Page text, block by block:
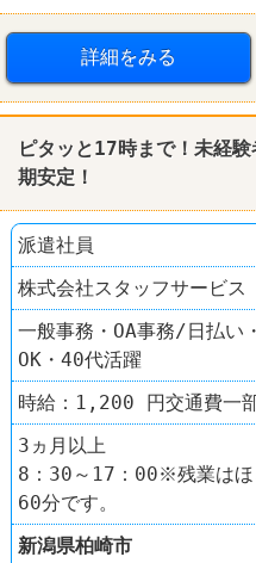
詳細をみる
ピタッと17時まで！未経
期安定！
派遣社員
株式会社スタッフサービス
一般事務・OA事務/日払い
OK・40代活躍
時給：1,200 円交通費一
3ヵ月以上
8：30～17：00※残業は
60分です。
新潟県柏崎市